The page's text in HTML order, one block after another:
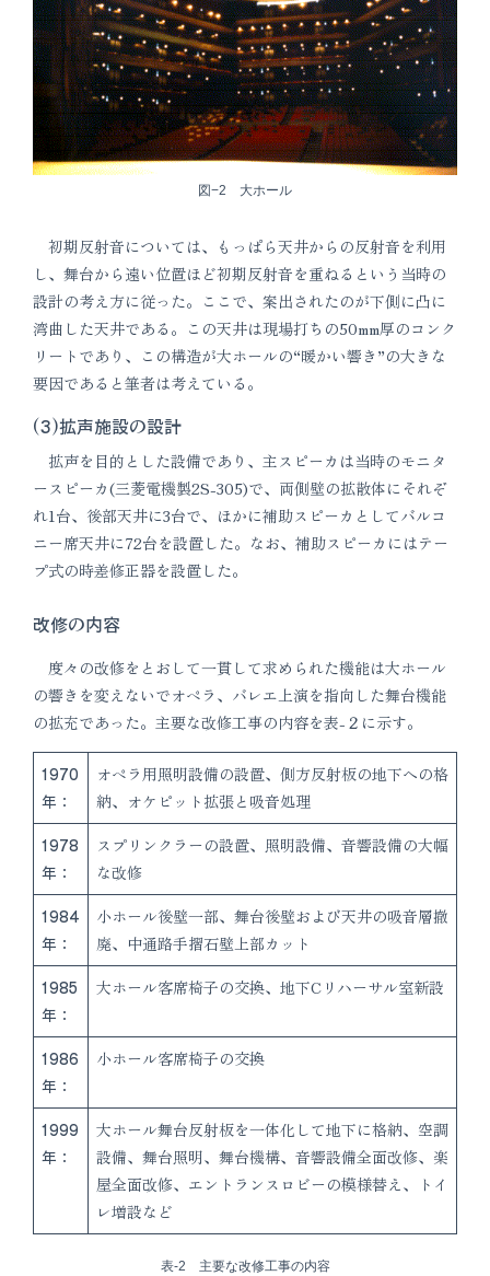
図−2 大ホール
初期反射音については、もっぱら天井からの反射音を利用
し、舞台から遠い位置ほど初期反射音を重ねるという当時の
設計の考え方に従った。ここで、案出されたのが下側に凸に
湾曲した天井である。この天井は現場打ちの50mm厚のコンク
リートであり、この構造が大ホールの“暖かい響き”の大きな
要因であると筆者は考えている。
(3)拡声施設の設計
拡声を目的とした設備であり、主スピーカは当時のモニタ
ースピーカ(三菱電機製2S-305)で、両側壁の拡散体にそれぞ
れ1台、後部天井に3台で、ほかに補助スピーカとしてバルコ
ニー席天井に72台を設置した。なお、補助スピーカにはテー
プ式の時差修正器を設置した。
改修の内容
度々の改修をとおして一貫して求められた機能は大ホール
の響きを変えないでオペラ、バレエ上演を指向した舞台機能
の拡充であった。主要な改修工事の内容を表-２に示す。
1970
年：
オペラ用照明設備の設置、側方反射板の地下への格
納、オケピット拡張と吸音処理
1978
年：
スプリンクラーの設置、照明設備、音響設備の大幅
な改修
1984
年：
小ホール後壁一部、舞台後壁および天井の吸音層撤
廃、中通路手摺石壁上部カット
1985
年：
大ホール客席椅子の交換、地下Cリハーサル室新設
1986
年：
小ホール客席椅子の交換
1999
年：
大ホール舞台反射板を一体化して地下に格納、空調
設備、舞台照明、舞台機構、音響設備全面改修、楽
屋全面改修、エントランスロビーの模様替え、トイ
レ増設など
表-2 主要な改修工事の内容